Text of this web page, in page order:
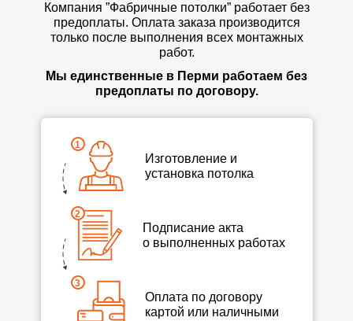
Компания ”Фабричные потолки” работает без
предоплаты. Оплата заказа производится
только после выполнения всех монтажных
работ.
Мы единственные в Перми работаем без
предоплаты по договору.
Изготовление и
установка потолка
Подписание акта
о выполненных работах
Оплата по договору
картой или наличными